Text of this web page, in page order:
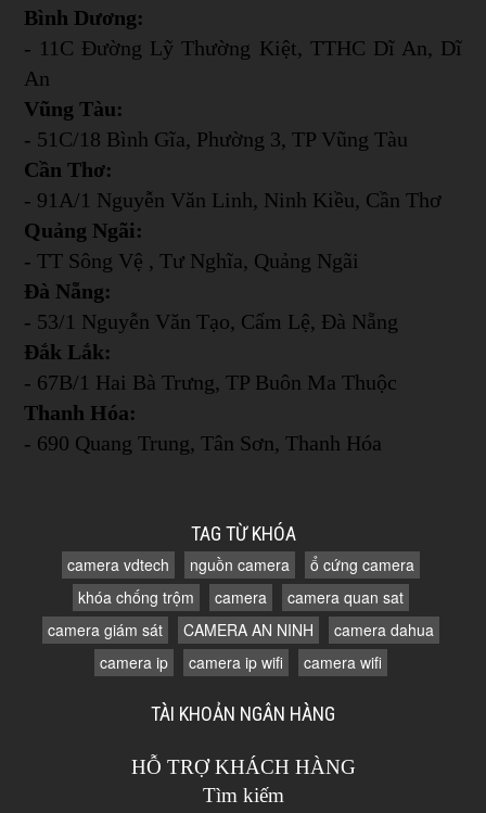
Bình Dương:
- 11C Đường Lỹ Thường Kiệt, TTHC Dĩ An, Dĩ
An
Vũng Tàu:
- 51C/18 Bình Gĩa, Phường 3, TP Vũng Tàu
Cần Thơ:
- 91A/1 Nguyễn Văn Linh, Ninh Kiều, Cần Thơ
Quảng Ngãi:
- TT Sông Vệ , Tư Nghĩa, Quảng Ngãi
Đà Nẵng:
- 53/1 Nguyễn Văn Tạo, Cẩm Lệ, Đà Nẵng
Đắk Lắk:
- 67B/1 Hai Bà Trưng, TP Buôn Ma Thuộc
Thanh Hóa:
- 690 Quang Trung, Tân Sơn, Thanh Hóa
TAG TỪ KHÓA
camera vdtech nguồn camera
ổ cứng camera
khóa chống trộm
camera
camera quan sat
camera giám sát
CAMERA AN NINH
camera dahua
camera ip
camera ip wifi camera wifi
TÀI KHOẢN NGÂN HÀNG
HỖ TRỢ KHÁCH HÀNG
Tìm kiếm